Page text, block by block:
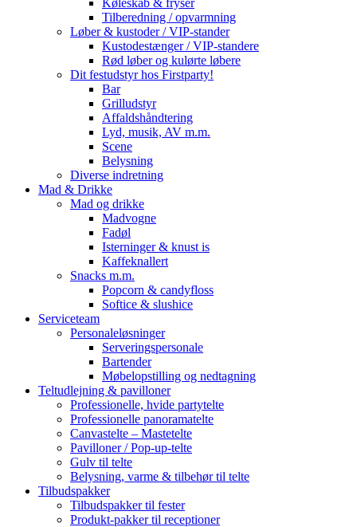
Køleskab & fryser
Tilberedning / opvarmning
Løber & kustoder / VIP-stander
Kustodestænger / VIP-standere
Rød løber og kulørte løbere
Dit festudstyr hos Firstparty!
Bar
Grilludstyr
Affaldshåndtering
Lyd, musik, AV m.m.
Scene
Belysning
Diverse indretning
Mad & Drikke
Mad og drikke
Madvogne
Fadøl
Isterninger & knust is
Kaffeknallert
Snacks m.m.
Popcorn & candyfloss
Softice & slushice
Serviceteam
Personaleløsninger
Serveringspersonale
Bartender
Møbelopstilling og nedtagning
Teltudlejning & pavilloner
Professionelle, hvide partytelte
Professionelle panoramatelte
Canvastelte – Mastetelte
Pavilloner / Pop-up-telte
Gulv til telte
Belysning, varme & tilbehør til telte
Tilbudspakker
Tilbudspakker til fester
Produkt-pakker til receptioner